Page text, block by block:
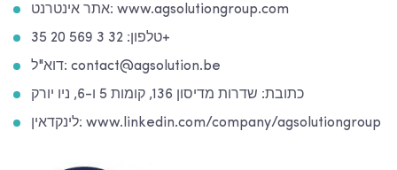
אתר אינטרנט: www.agsolutiongroup.com
טלפון: 32 3 569 20 35+
דוא"ל: contact@agsolution.be
כתובת: שדרות מדיסון 136, קומות 5 ו-6, ניו יורק
לינקדאין: www.linkedin.com/company/agsolutiongroup